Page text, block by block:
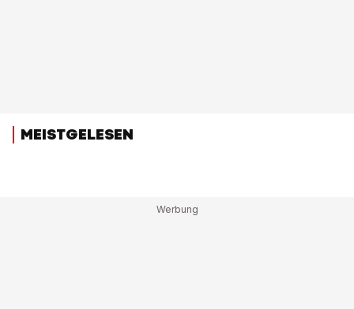
MEISTGELESEN